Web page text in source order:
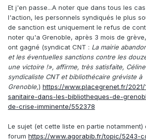
Et j'en passe...A noter que dans tous les
l'action, les personnels syndiqués le plus
de sanction est uniquement le refus de
noter qu'a Grenoble, après 3 mois de
ont gagné (syndicat CNT : La mairie
et les éventuelles sanctions contre les
une victoire !», affirme, très satisfaite,
syndicaliste CNT et bibliothécaire gréviste à
Grenoble,) https://www.placegrenet.fr/2021/
sanitaire-dans-les-bibliotheques-de-
de-crise-imminente/552378
Le sujet (et cette liste en partie notamment)
forum https://www.agorabib.fr/topic/5243-